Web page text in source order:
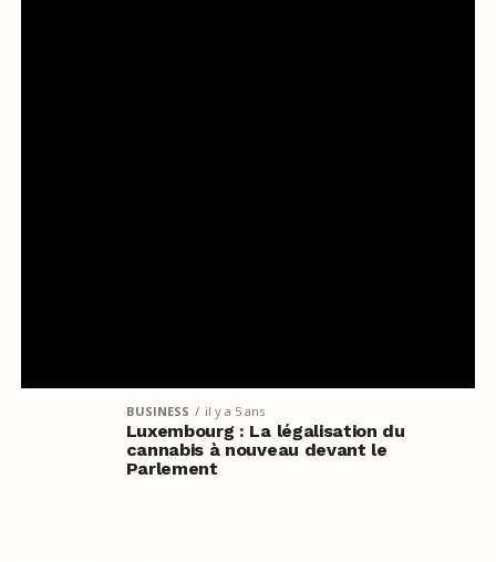
BUSINESS il y a 5 ans
Luxembourg : La légalisation du
cannabis à nouveau devant le
Parlement